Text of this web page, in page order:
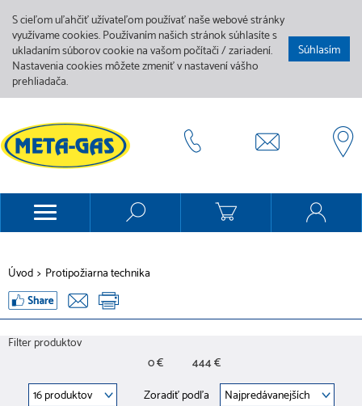
S cieľom uľahčiť užívateľom používať naše webové stránky
využívame cookies. Používaním našich stránok súhlasíte s
ukladaním súborov cookie na vašom počítači / zariadení.
Nastavenia cookies môžete zmeniť v nastavení vášho
prehliadača.
Súhlasím
Úvod > Protipožiarna technika
Filter produktov
0 €
444 €
Zoradiť podľa